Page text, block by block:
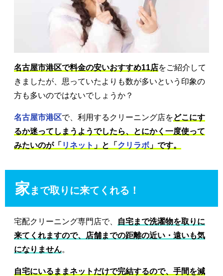
名古屋市港区で料金の安いおすすめ11店をご紹介して
きましたが、思っていたよりも数が多いという印象の
方も多いのではないでしょうか？
名古屋市港区で、利用するクリーニング店をどこにす
るか迷ってしまうようでしたら、とにかく一度使って
みたいのが「 リネット 」と「 クリラボ 」です。
家 まで取りに来てくれる！
宅配クリーニング専門店で、
自宅まで洗濯物を取りに
来てくれますので、店舗までの距離の近い・遠いも気
になりません。
自宅にいるままネットだけで完結するので、手間を減